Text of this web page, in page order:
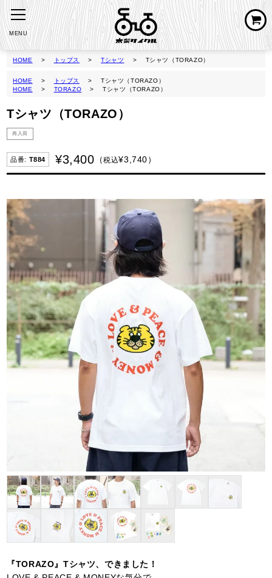
MENU
HOME トップス Tシャツ Tシャツ（TORAZO）
HOME トップス
Tシャツ（TORAZO）
HOME
TORAZO Tシャツ（TORAZO）
Tシャツ（TORAZO）
再入荷
T884 ¥3,400 ¥3,740
税込
『TORAZO』Tシャツ、できました！